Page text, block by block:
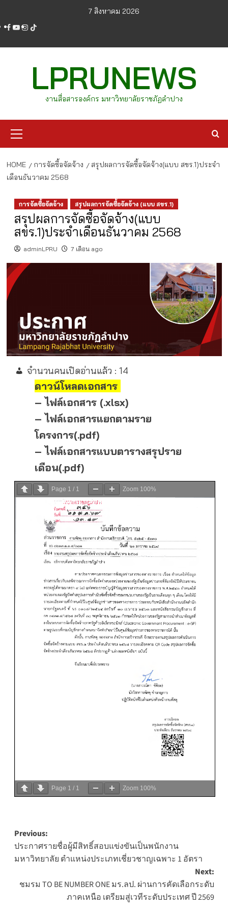
content
7 สิงหาคม 2026
facebook
youtube
instagram
tiktok
LPRUNEWS
งานสื่อสารองค์กร มหาวิทยาลัยราชภัฏลำปาง
Menu
HOME การจัดซื้อจัดจ้าง
สรุปผลการจัดซื้อจัดจ้าง(แบบ สขร.1)ประจำ
เดือนธันวาคม 2568
การจัดซื้อจัดจ้าง สรุปผลการจัดซื้อจัดจ้าง (แบบ สขร.1)
สรุปผลการจัดซื้อจัดจ้าง(แบบ
สขร.1)ประจำเดือนธันวาคม 2568
adminLPRU 7 เดือน ago
จำนวนคนเปิดอ่านแล้ว : 14
ดาวน์โหลดเอกสาร
– ไฟล์เอกสาร (.xlsx)
– ไฟล์เอกสารแยกตามราย
โครงการ(.pdf)
– ไฟล์เอกสารแบบตารางสรุปราย
เดือน(.pdf)
Page 1 / 1 Zoom 100%
Page 1 / 1 Zoom 100%
Post
navigation
Previous:
ประกาศรายชื่อผู้มีสิทธิ์สอบแข่งขันเป็นพนักงาน
มหาวิทยาลัย ตำแหน่งประเภทเชี่ยวชาญเฉพาะ 1 อัตรา
Next:
ชมรม TO BE NUMBER ONE มร.ลป. ผ่านการคัดเลือกระดับ
ภาคเหนือ เตรียมสู่เวทีระดับประเทศ ปี 2569